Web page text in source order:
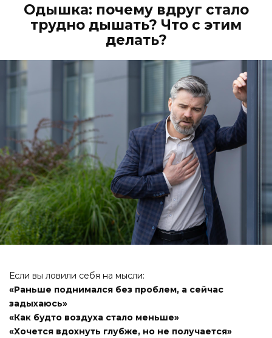
Одышка: почему вдруг стало
трудно дышать? Что с этим
делать?
Если вы ловили себя на мысли:
«Раньше поднимался без проблем, а сейчас
задыхаюсь»
«Как будто воздуха стало меньше»
«Хочется вдохнуть глубже, но не получается»